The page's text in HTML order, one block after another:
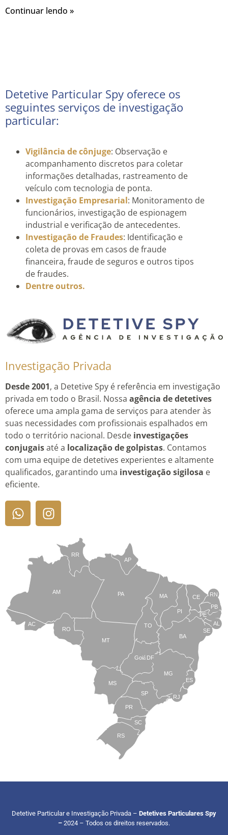
Continuar lendo »
Detetive Particular Spy oferece os
seguintes serviços de investigação
particular:
Vigilância de cônjuge: Observação e
acompanhamento discretos para coletar
informações detalhadas, rastreamento de
veículo com tecnologia de ponta.
Investigação Empresarial: Monitoramento de
funcionários, investigação de espionagem
industrial e verificação de antecedentes.
Investigação de Fraudes: Identificação e
coleta de provas em casos de fraude
financeira, fraude de seguros e outros tipos
de fraudes.
Dentre outros.
Investigação Privada
Desde 2001, a Detetive Spy é referência em investigação
privada em todo o Brasil. Nossa agência de detetives
oferece uma ampla gama de serviços para atender às
suas necessidades com profissionais espalhados em
todo o território nacional. Desde investigações
conjugaisaté a localização de golpistas. Contamos
com uma equipe de detetives experientes e altamente
qualificados, garantindo uma investigação sigilosa e
eficiente.
TO
BA
SE
PE
AL
RN
CE
PI
MA
AP
PA
RR
AM
AC
RO
MT
MS
Goiás
PR
SC
RS
SP
MG
RJ
ES
DF
PB
Detetive Particular e Investigação Privada – Detetives Particulares Spy
– 2024 – Todos os direitos reservados.